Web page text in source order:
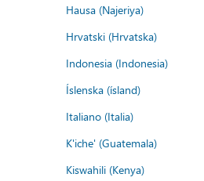
Hausa (Najeriya)
Hrvatski (Hrvatska)
Indonesia (Indonesia)
Íslenska (ísland)
Italiano (Italia)
K'iche' (Guatemala)
Kiswahili (Kenya)